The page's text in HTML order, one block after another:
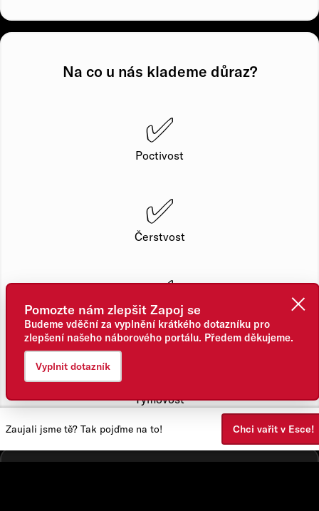
Na co u nás klademe důraz?
✅
Poctivost
✅
Čerstvost
✅
Chuť
Týmovost
Zaujali jsme tě? Tak pojďme na to! Chci vařit v Esce!
Pomozte nám zlepšit Zapoj se
Budeme vděční za vyplnění krátkého dotazníku pro
zlepšení našeho náborového portálu. Předem děkujeme.
Vyplnit dotazník